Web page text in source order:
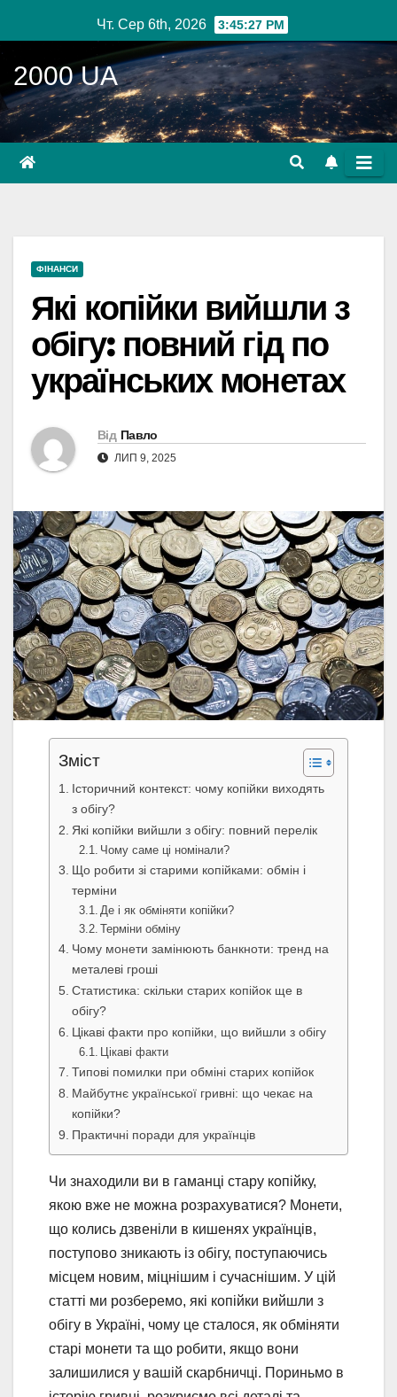
до
вмісту
Чт. Сер 6th, 2026 3:45:28 PM
2000 UA
ФІНАНСИ
Які копійки вийшли з
обігу: повний гід по
українських монетах
Від Павло
ЛИП 9, 2025
Зміст
Історичний контекст: чому копійки виходять
з обігу?
Які копійки вийшли з обігу: повний перелік
Чому саме ці номінали?
Що робити зі старими копійками: обмін і
терміни
Де і як обміняти копійки?
Терміни обміну
Чому монети замінюють банкноти: тренд на
металеві гроші
Статистика: скільки старих копійок ще в
обігу?
Цікаві факти про копійки, що вийшли з обігу
Цікаві факти
Типові помилки при обміні старих копійок
Майбутнє української гривні: що чекає на
копійки?
Практичні поради для українців
Чи знаходили ви в гаманці стару копійку,
якою вже не можна розрахуватися? Монети,
що колись дзвеніли в кишенях українців,
поступово зникають із обігу, поступаючись
місцем новим, міцнішим і сучаснішим. У цій
статті ми розберемо, які копійки вийшли з
обігу в Україні, чому це сталося, як обміняти
старі монети та що робити, якщо вони
залишилися у вашій скарбничці. Пориньмо в